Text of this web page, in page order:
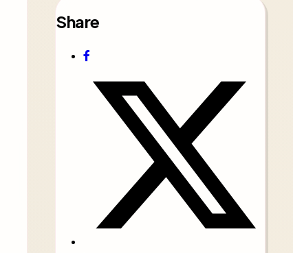
Share